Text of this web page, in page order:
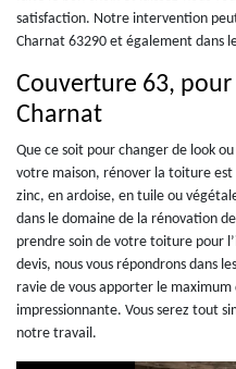
satisfaction. Notre intervention
Charnat 63290 et également dans
Couverture 63,
Charnat
Que ce soit pour changer de look
votre maison, rénover la toiture
zinc, en ardoise, en tuile ou
dans le domaine de la rénovation
prendre soin de votre toiture pour
devis, nous vous répondrons dans
ravie de vous apporter le
impressionnante. Vous serez tout
notre travail.